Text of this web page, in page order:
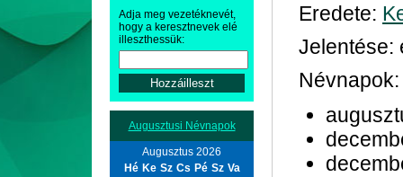
Adja meg vezetéknevét,
hogy a keresztnevek elé
illeszthessük:
Augusztusi Névnapok
Augusztus 2026
Hé Ke Sz Cs Pé Sz Va
Eredete:
Jelentése:
Névnapok: